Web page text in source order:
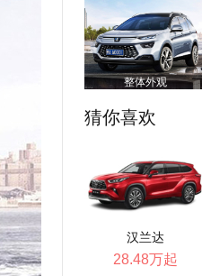
整体外观
猜你喜欢
汉兰达
28.48万起